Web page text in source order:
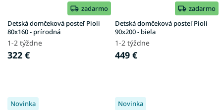
zadarmo
Detská domčeková posteľ Pioli
80x160 - prírodná
1-2 týždne
322 €
zadarmo
Detská domčeková posteľ Pioli
90x200 - biela
1-2 týždne
449 €
Novinka Novinka